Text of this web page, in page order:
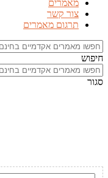
מאמרים
צור קשר
תרגום מאמרים
חיפוש
סגור